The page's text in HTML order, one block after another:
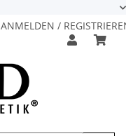
ANMELDEN /